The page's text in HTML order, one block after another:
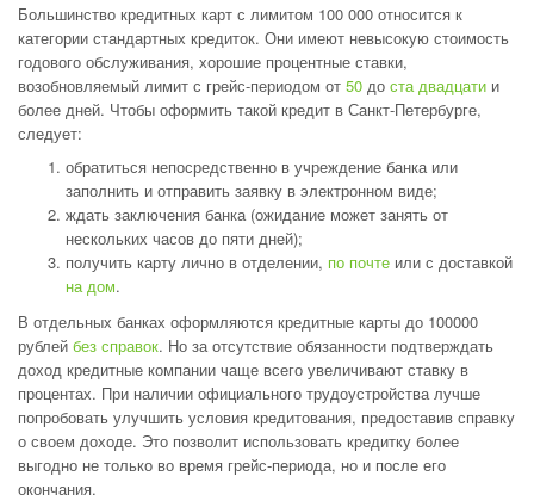
Большинство кредитных карт с лимитом 100 000 относится к
категории стандартных кредиток. Они имеют невысокую стоимость
годового обслуживания, хорошие процентные ставки,
возобновляемый лимит с грейс-периодом от 50 до ста двадцати и
более дней. Чтобы оформить такой кредит в Санкт-Петербурге,
следует:
обратиться непосредственно в учреждение банка или
заполнить и отправить заявку в электронном виде;
ждать заключения банка (ожидание может занять от
нескольких часов до пяти дней);
получить карту лично в отделении, по почте или с доставкой
на дом.
В отдельных банках оформляются кредитные карты до 100000
рублей без справок. Но за отсутствие обязанности подтверждать
доход кредитные компании чаще всего увеличивают ставку в
процентах. При наличии официального трудоустройства лучше
попробовать улучшить условия кредитования, предоставив справку
о своем доходе. Это позволит использовать кредитку более
выгодно не только во время грейс-периода, но и после его
окончания.